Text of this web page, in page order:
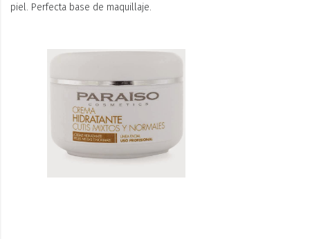
piel. Perfecta base de maquillaje.